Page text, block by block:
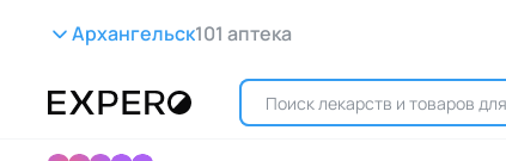
Архангельск101 аптека